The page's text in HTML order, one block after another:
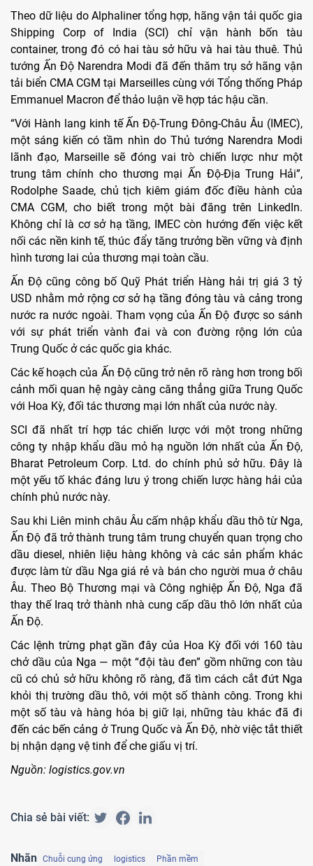
Theo dữ liệu do Alphaliner tổng hợp, hãng vận tải quốc gia
Shipping Corp of India (SCI) chỉ vận hành bốn tàu
container, trong đó có hai tàu sở hữu và hai tàu thuê. Thủ
tướng Ấn Độ Narendra Modi đã đến thăm trụ sở hãng vận
tải biển CMA CGM tại Marseilles cùng với Tổng thống Pháp
Emmanuel Macron để thảo luận về hợp tác hậu cần.
“Với Hành lang kinh tế Ấn Độ-Trung Đông-Châu Âu (IMEC),
một sáng kiến ​​có tầm nhìn do Thủ tướng Narendra Modi
lãnh đạo, Marseille sẽ đóng vai trò chiến lược như một
trung tâm chính cho thương mại Ấn Độ-Địa Trung Hải”,
Rodolphe Saade, chủ tịch kiêm giám đốc điều hành của
CMA CGM, cho biết trong một bài đăng trên LinkedIn.
Không chỉ là cơ sở hạ tầng, IMEC còn hướng đến việc kết
nối các nền kinh tế, thúc đẩy tăng trưởng bền vững và định
hình tương lai của thương mại toàn cầu.
Ấn Độ cũng công bố Quỹ Phát triển Hàng hải trị giá 3 tỷ
USD nhằm mở rộng cơ sở hạ tầng đóng tàu và cảng trong
nước ra nước ngoài. Tham vọng của Ấn Độ được so sánh
với sự phát triển vành đai và con đường rộng lớn của
Trung Quốc ở các quốc gia khác.
Các kế hoạch của Ấn Độ cũng trở nên rõ ràng hơn trong bối
cảnh mối quan hệ ngày càng căng thẳng giữa Trung Quốc
với Hoa Kỳ, đối tác thương mại lớn nhất của nước này.
SCI đã nhất trí hợp tác chiến lược với một trong những
công ty nhập khẩu dầu mỏ hạ nguồn lớn nhất của Ấn Độ,
Bharat Petroleum Corp. Ltd. do chính phủ sở hữu. Đây là
một yếu tố khác đáng lưu ý trong chiến lược hàng hải của
chính phủ nước này.
Sau khi Liên minh châu Âu cấm nhập khẩu dầu thô từ Nga,
Ấn Độ đã trở thành trung tâm trung chuyển quan trọng cho
dầu diesel, nhiên liệu hàng không và các sản phẩm khác
được làm từ dầu Nga giá rẻ và bán cho người mua ở châu
Âu. Theo Bộ Thương mại và Công nghiệp Ấn Độ, Nga đã
thay thế Iraq trở thành nhà cung cấp dầu thô lớn nhất của
Ấn Độ.
Các lệnh trừng phạt gần đây của Hoa Kỳ đối với 160 tàu
chở dầu của Nga — một “đội tàu đen” gồm những con tàu
cũ có chủ sở hữu không rõ ràng, đã tìm cách cắt đứt Nga
khỏi thị trường dầu thô, với một số thành công. Trong khi
một số tàu và hàng hóa bị giữ lại, những tàu khác đã đi
đến các bến cảng ở Trung Quốc và Ấn Độ, nhờ việc tắt thiết
bị nhận dạng vệ tinh để che giấu vị trí.
Nguồn: logistics.gov.vn
Chia sẻ bài viết:
Nhãn Chuỗi cung ứng logistics Phần mềm